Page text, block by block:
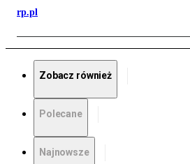
rp.pl
Zobacz również
Polecane
Najnowsze